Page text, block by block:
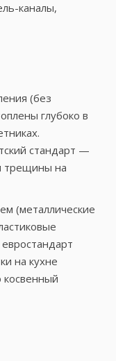
каналы,
(без
глубоко в
стандарт —
трещины на
(металлические
на кухне